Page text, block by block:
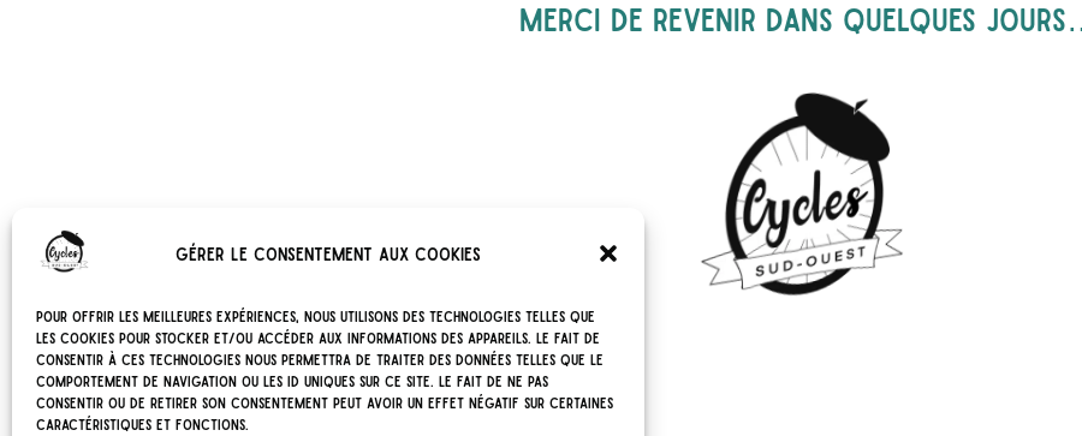
Gérer le consentement aux cookies
Pour offrir les meilleures expériences, nous utilisons des technologies telles que
les cookies pour stocker et/ou accéder aux informations des appareils. Le fait de
consentir à ces technologies nous permettra de traiter des données telles que le
comportement de navigation ou les ID uniques sur ce site. Le fait de ne pas
consentir ou de retirer son consentement peut avoir un effet négatif sur certaines
caractéristiques et fonctions.
Merci de revenir dans quelques jours…